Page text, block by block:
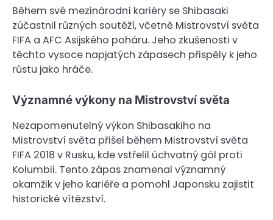
Během své mezinárodní kariéry se Shibasaki
zúčastnil různých soutěží, včetně Mistrovství světa
FIFA a AFC Asijského poháru. Jeho zkušenosti v
těchto vysoce napjatých zápasech přispěly k jeho
růstu jako hráče.
Významné výkony na Mistrovství světa
Nezapomenutelný výkon Shibasakiho na
Mistrovství světa přišel během Mistrovství světa
FIFA 2018 v Rusku, kde vstřelil úchvatný gól proti
Kolumbii. Tento zápas znamenal významný
okamžik v jeho kariéře a pomohl Japonsku zajistit
historické vítězství.